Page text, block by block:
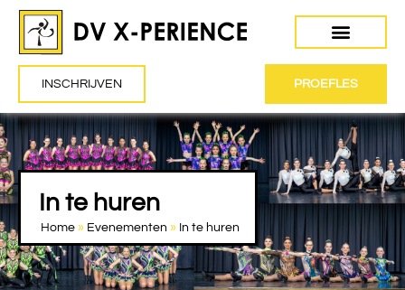
INSCHRIJVEN PROEFLES
In te huren
Home » Evenementen » In te huren